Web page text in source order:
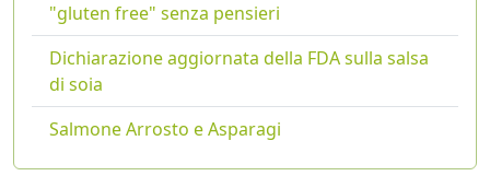
"gluten free" senza pensieri
Dichiarazione aggiornata della FDA sulla salsa
di soia
Salmone Arrosto e Asparagi